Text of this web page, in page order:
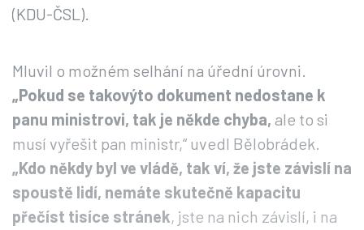
(KDU-ČSL).
Mluvil o možném selhání na úřední úrovni.
„Pokud se takovýto dokument nedostane k
panu ministrovi, tak je někde chyba, ale to si
musí vyřešit pan ministr,“ uvedl Bělobrádek.
„Kdo někdy byl ve vládě, tak ví, že jste závislí na
spoustě lidí, nemáte skutečně kapacitu
přečíst tisíce stránek, jste na nich závislí, i na